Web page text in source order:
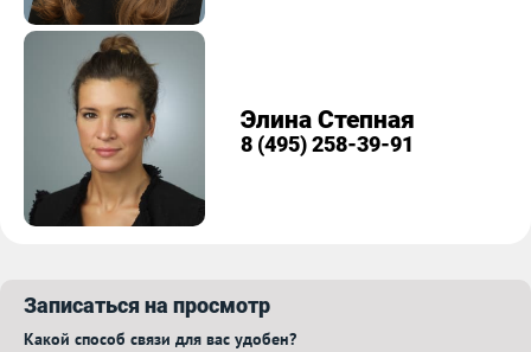
Элина Степная
8 (495) 258-39-91
Записаться на просмотр
Какой способ связи для вас удобен?